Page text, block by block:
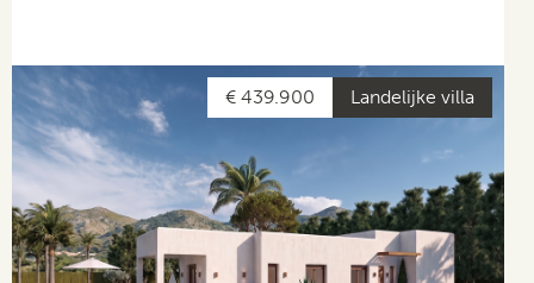
Landelijke villa
€ 439.900